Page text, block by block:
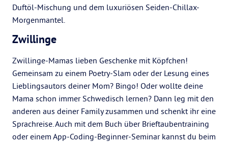
Duftöl-Mischung und dem luxuriösen Seiden-Chillax-
Morgenmantel.
Zwillinge
Zwillinge-Mamas lieben Geschenke mit Köpfchen!
Gemeinsam zu einem Poetry-Slam oder der Lesung eines
Lieblingsautors deiner Mom? Bingo! Oder wollte deine
Mama schon immer Schwedisch lernen? Dann leg mit den
anderen aus deiner Family zusammen und schenkt ihr eine
Sprachreise. Auch mit dem Buch über Brieftaubentraining
oder einem App-Coding-Beginner-Seminar kannst du beim